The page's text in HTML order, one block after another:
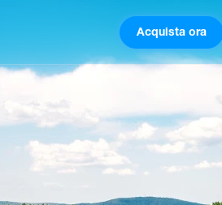
Acquista ora